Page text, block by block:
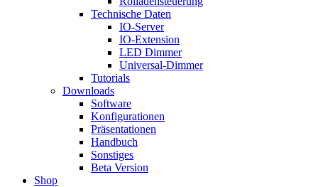
Technische Daten
IO-Server
IO-Extension
LED Dimmer
Universal-Dimmer
Tutorials
Downloads
Software
Konfigurationen
Präsentationen
Handbuch
Sonstiges
Beta Version
Shop